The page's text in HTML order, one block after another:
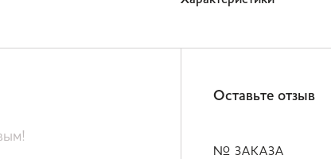
Оставьте отзыв
№ ЗАКАЗА